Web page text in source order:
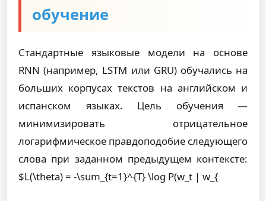
обучение
Стандартные языковые модели на основе
RNN (например, LSTM или GRU) обучались на
больших корпусах текстов на английском и
испанском языках. Цель обучения —
минимизировать отрицательное
логарифмическое правдоподобие следующего
слова при заданном предыдущем контексте:
$L(\theta) = -\sum_{t=1}^{T} \log P(w_t | w_{